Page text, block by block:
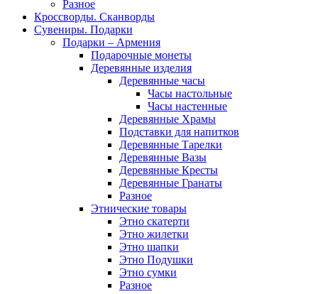
Разное
Кроссворды. Сканворды
Сувениры. Подарки
Подарки – Армения
Подарочные монеты
Деревянные изделия
Деревянные часы
Часы настольные
Часы настенные
Деревянные Храмы
Подставки для напитков
Деревянные Тарелки
Деревянные Вазы
Деревянные Кресты
Деревянные Гранаты
Разное
Этнические товары
Этно скатерти
Этно жилетки
Этно шапки
Этно Подушки
Этно сумки
Разное